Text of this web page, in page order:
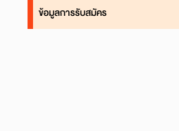
ข้อมูลการรับสมัคร